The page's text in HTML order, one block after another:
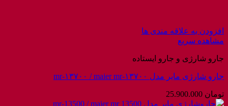
افزودن به علاقه مندی ها
مشاهده سریع
جارو شارژی و جارو ایستاده
جارو شارژی مایر مدل mr-۱۳۷۰۰ / maier mr-۱۳۷۰۰
تومان